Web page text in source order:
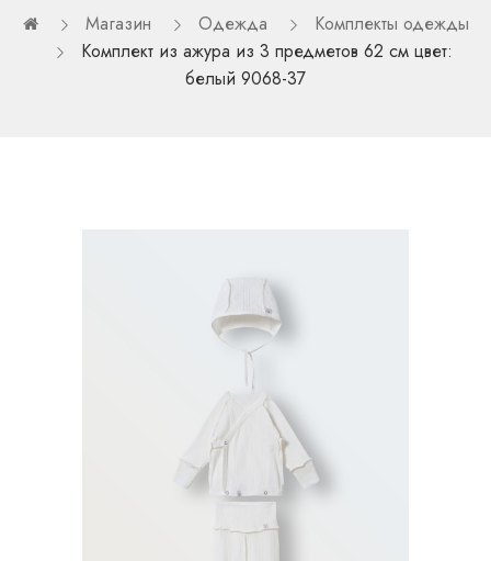
Магазин Одежда
Комплекты одежды
Комплект из ажура из 3 предметов 62 см цвет:
белый 9068-37